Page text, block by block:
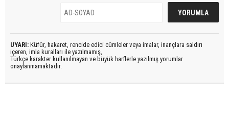
UYARI: Küfür, hakaret, rencide edici cümleler veya imalar, inançlara saldırı
içeren, imla kuralları ile yazılmamış,
Türkçe karakter kullanılmayan ve büyük harflerle yazılmış yorumlar
onaylanmamaktadır.